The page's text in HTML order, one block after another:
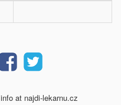
info at najdi-lekarnu.cz